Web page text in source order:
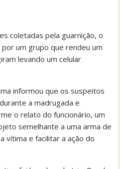
coletadas pela guarnição, o
um grupo que rendeu um
levando um celular
informou que os suspeitos
a madrugada e
o relato do funcionário, um
semelhante a uma arma de
vítima e facilitar a ação do